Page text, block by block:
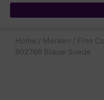
Home / Merken / Finn
902766 Blauw Suede